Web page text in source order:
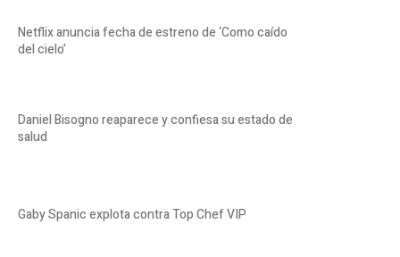
Netflix anuncia fecha de estreno de ‘Como caído
del cielo’
Daniel Bisogno reaparece y confiesa su estado de
salud
Gaby Spanic explota contra Top Chef VIP